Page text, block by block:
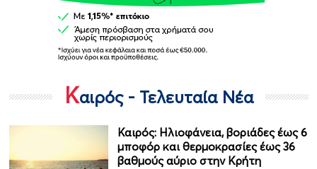
Καιρός - Τελευταία Νέα
Καιρός: Ηλιοφάνεια, βοριάδες έως 6
μποφόρ και θερμοκρασίες έως 36
βαθμούς αύριο στην Κρήτη